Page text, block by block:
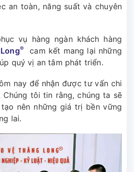
an toàn, năng suất và chuyên
vụ hàng ngàn khách hàng
®cam kết mang lại những
quý vị an tâm phát triển.
nay để nhận được tư vấn chi
Chúng tôi tin rằng, chúng ta sẽ
nên những giá trị bền vững
lai.